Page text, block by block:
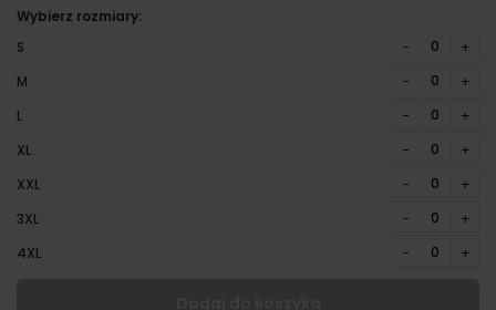
Wybierz rozmiary:
S
− +
M − +
L − +
XL − +
XXL − +
3XL − +
4XL − +